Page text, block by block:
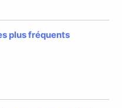
plus fréquents